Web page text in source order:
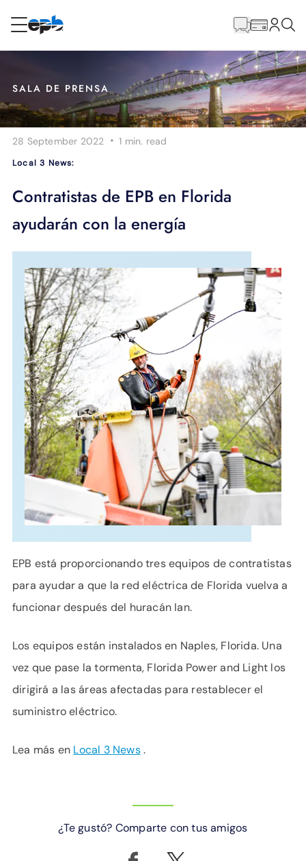
Internet
Energía
Televisión
Teléfono
BLOG
APOYO
IDIOMA
principal
SALA DE PRENSA
28 September 2022 ·1 min. read
Local 3 News:
Contratistas de EPB en Florida
ayudarán con la energía
EPB está proporcionando tres equipos de contratistas
para ayudar a que la red eléctrica de Florida vuelva a
funcionar después del huracán Ian.
Los equipos están instalados en Naples, Florida. Una
vez que pase la tormenta, Florida Power and Light los
dirigirá a las áreas afectadas para restablecer el
suministro eléctrico.
Lea más en Local 3 News.
¿Te gustó? Comparte con tus amigos